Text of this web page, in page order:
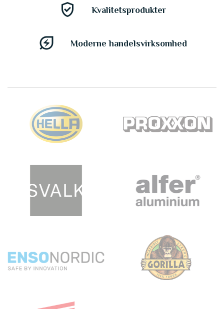
gpp_good Kvalitetsprodukter
energy_savings_leaf Moderne handelsvirksomhed